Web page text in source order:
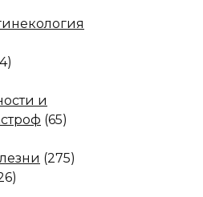
и
(65)
(275)